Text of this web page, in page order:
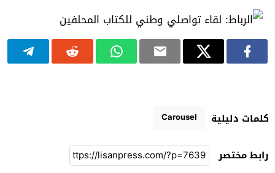
كلمات دليلية Carousel
رابط مختصر